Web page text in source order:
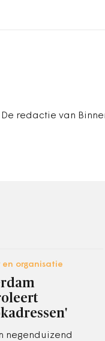
De redactie van
en organisatie
negenduizend